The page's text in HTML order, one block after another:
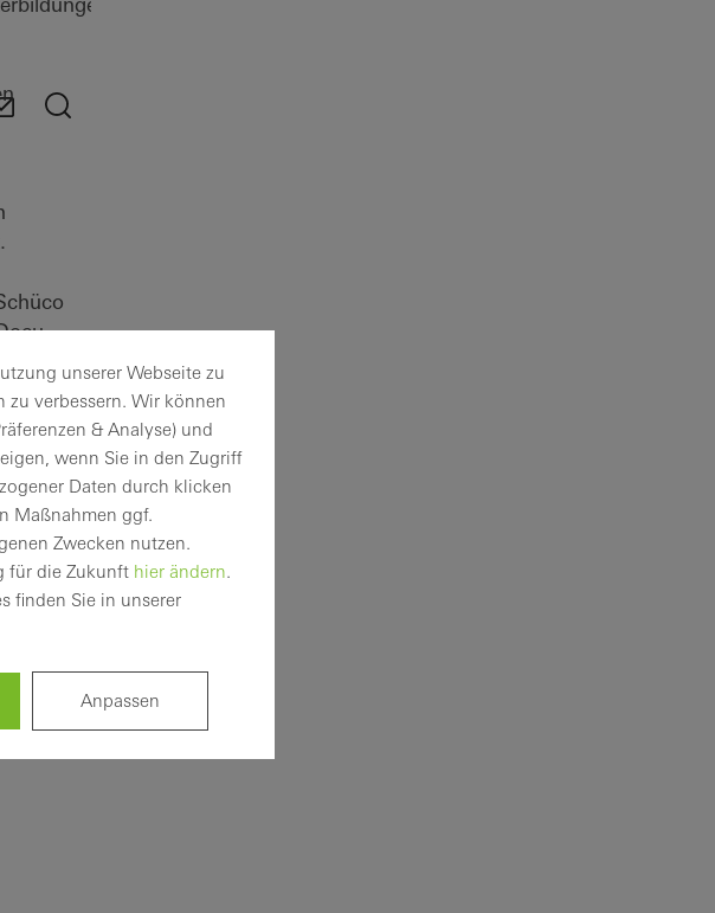
Schüco
unserer Webseite zu
verbessern. Wir können
& Analyse) und
wenn Sie in den Zugriff
Daten durch klicken
Maßnahmen ggf.
Zwecken nutzen.
für die Zukunft hier ändern.
finden Sie in unserer
Anpassen